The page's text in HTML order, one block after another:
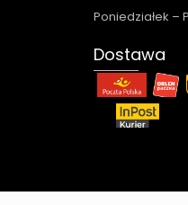
Poniedziałek –
Dostawa